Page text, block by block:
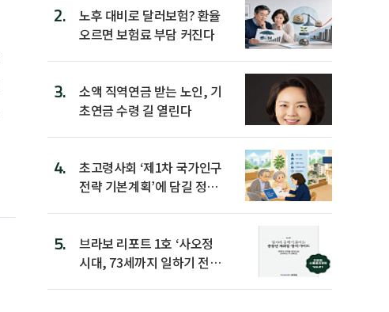
2.
노후 대비로 달러보험? 환율
오르면 보험료 부담 커진다
3.
소액 직역연금 받는 노인, 기
초연금 수령 길 열린다
4.
초고령사회 ‘제1차 국가인구
전략 기본계획’에 담길 정책
5.
브라보 리포트 1호 ‘사오정
시대, 73세까지 일하기 전략’